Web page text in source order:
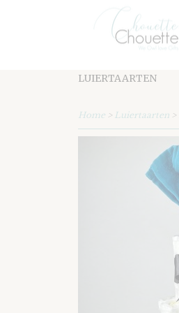
LUIERTAARTEN
Home > Luiertaarten >